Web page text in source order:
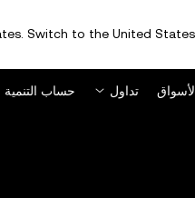
Switch to the United
تداول حساب التنمية